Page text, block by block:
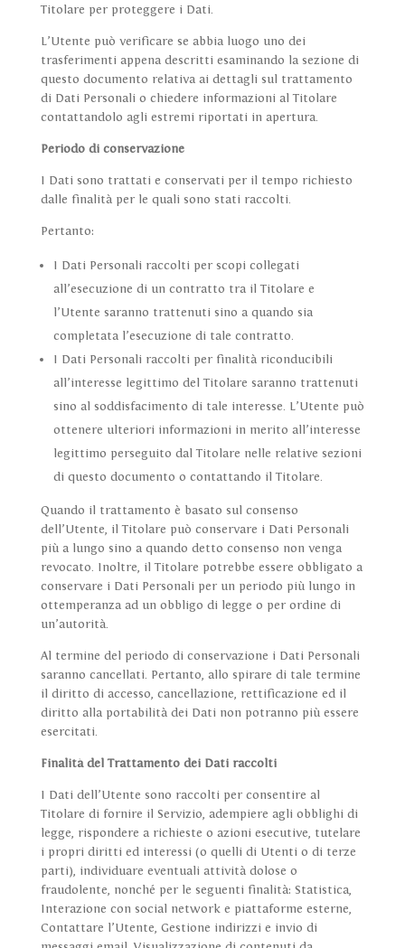
Titolare per proteggere i Dati.
L’Utente può verificare se abbia luogo uno dei
trasferimenti appena descritti esaminando la sezione di
questo documento relativa ai dettagli sul trattamento
di Dati Personali o chiedere informazioni al Titolare
contattandolo agli estremi riportati in apertura.
Periodo di conservazione
I Dati sono trattati e conservati per il tempo richiesto
dalle finalità per le quali sono stati raccolti.
Pertanto:
I Dati Personali raccolti per scopi collegati
all’esecuzione di un contratto tra il Titolare e
l’Utente saranno trattenuti sino a quando sia
completata l’esecuzione di tale contratto.
I Dati Personali raccolti per finalità riconducibili
all’interesse legittimo del Titolare saranno trattenuti
sino al soddisfacimento di tale interesse. L’Utente può
ottenere ulteriori informazioni in merito all’interesse
legittimo perseguito dal Titolare nelle relative sezioni
di questo documento o contattando il Titolare.
Quando il trattamento è basato sul consenso
dell’Utente, il Titolare può conservare i Dati Personali
più a lungo sino a quando detto consenso non venga
revocato. Inoltre, il Titolare potrebbe essere obbligato a
conservare i Dati Personali per un periodo più lungo in
ottemperanza ad un obbligo di legge o per ordine di
un’autorità.
Al termine del periodo di conservazione i Dati Personali
saranno cancellati. Pertanto, allo spirare di tale termine
il diritto di accesso, cancellazione, rettificazione ed il
diritto alla portabilità dei Dati non potranno più essere
esercitati.
Finalità del Trattamento dei Dati raccolti
I Dati dell’Utente sono raccolti per consentire al
Titolare di fornire il Servizio, adempiere agli obblighi di
legge, rispondere a richieste o azioni esecutive, tutelare
i propri diritti ed interessi (o quelli di Utenti o di terze
parti), individuare eventuali attività dolose o
fraudolente, nonché per le seguenti finalità: Statistica,
Interazione con social network e piattaforme esterne,
Contattare l’Utente, Gestione indirizzi e invio di